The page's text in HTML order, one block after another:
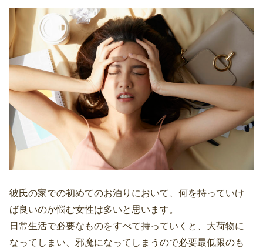
彼氏の家での初めてのお泊りにおいて、何を持っていけ
ば良いのか悩む女性は多いと思います。
日常生活で必要なものをすべて持っていくと、大荷物に
なってしまい、邪魔になってしまうので必要最低限のも